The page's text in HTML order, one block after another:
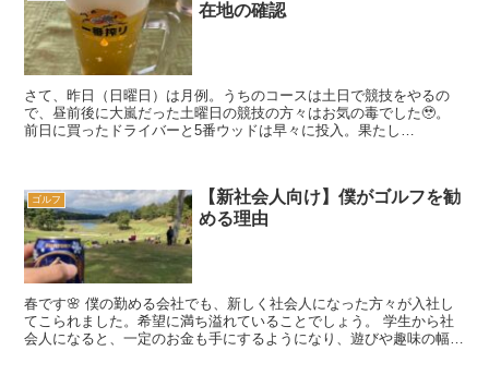
在地の確認
さて、昨日（日曜日）は月例。うちのコースは土日で競技をやるの
で、昼前後に大嵐だった土曜日の競技の方々はお気の毒でした🥹。
前日に買ったドライバーと5番ウッドは早々に投入。果たし
ゴルフ
【新社会人向け】僕がゴルフを勧
める理由
春です🌸 僕の勤める会社でも、新しく社会人になった方々が入社し
てこられました。希望に満ち溢れていることでしょう。 学生から社
会人になると、一定のお金も手にするようになり、遊びや趣味の幅が